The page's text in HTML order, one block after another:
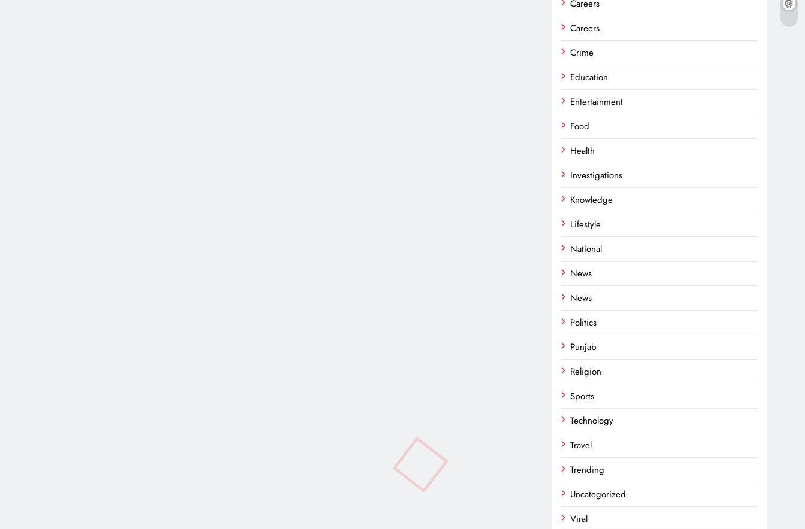
Careers
Careers
Crime
Education
Entertainment
Food
Health
Investigations
Knowledge
Lifestyle
National
News
News
Politics
Punjab
Religion
Sports
Technology
Travel
Trending
Uncategorized
Viral